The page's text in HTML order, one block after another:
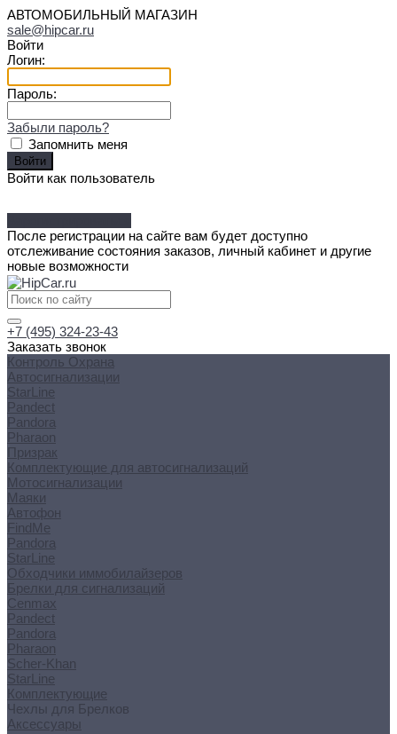
АВТОМОБИЛЬНЫЙ МАГАЗИН
sale@hipcar.ru
Войти
Логин:
Пароль:
Забыли пароль?
Запомнить меня
Войти как пользователь
После регистрации на сайте вам будет доступно
отслеживание состояния заказов, личный кабинет и другие
новые возможности
+7 (495) 324-23-43
Заказать звонок
Контроль Охрана
Автосигнализации
StarLine
Pandect
Pandora
Pharaon
Призрак
Комплектующие для автосигнализаций
Мотосигнализации
Маяки
Автофон
FindMe
Pandora
StarLine
Обходчики иммобилайзеров
Брелки для сигнализаций
Cenmax
Pandect
Pandora
Pharaon
Scher-Khan
StarLine
Комплектующие
Чехлы для Брелков
Аксессуары